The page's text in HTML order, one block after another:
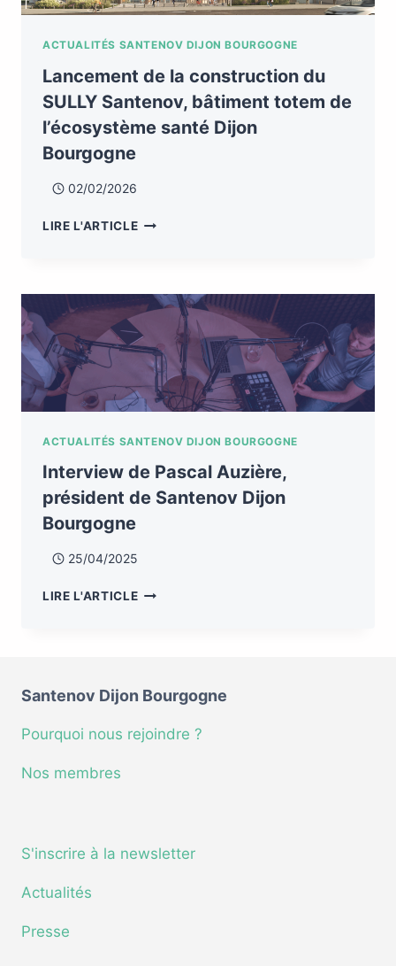
ACTUALITÉS SANTENOV DIJON BOURGOGNE
Lancement de la construction du
SULLY Santenov, bâtiment totem de
l’écosystème santé Dijon
Bourgogne
02/02/2026
LIRE L'ARTICLE
ACTUALITÉS SANTENOV DIJON BOURGOGNE
Interview de Pascal Auzière,
président de Santenov Dijon
Bourgogne
25/04/2025
LIRE L'ARTICLE
Santenov Dijon Bourgogne
Pourquoi nous rejoindre ?
Nos membres
S'inscrire à la newsletter
Actualités
Presse